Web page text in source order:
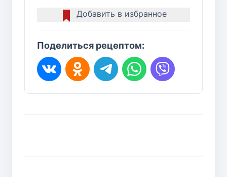
Добавить в избранное
Поделиться рецептом: